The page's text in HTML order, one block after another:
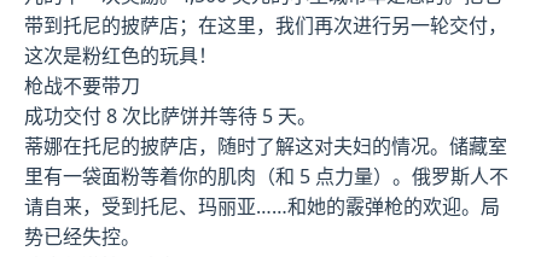
带到托尼的披萨店；在这里，我们再次进行另一轮交付，
这次是粉红色的玩具！
枪战不要带刀
成功交付 8 次比萨饼并等待 5 天。
蒂娜在托尼的披萨店，随时了解这对夫妇的情况。储藏室
里有一袋面粉等着你的肌肉（和 5 点力量）。俄罗斯人不
请自来，受到托尼、玛丽亚……和她的霰弹枪的欢迎。局
势已经失控。